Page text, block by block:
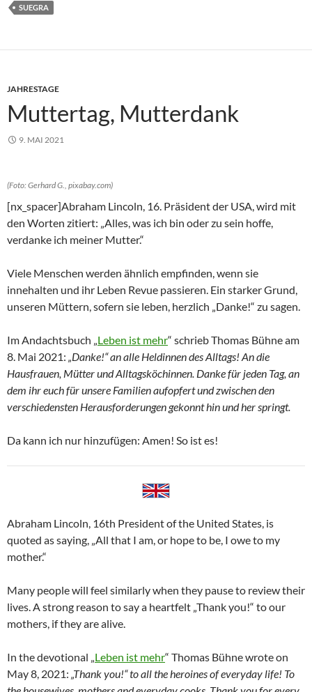
SUEGRA
JAHRESTAGE
Muttertag, Mutterdank
9. MAI 2021
(Foto: Gerhard G., pixabay.com)
[nx_spacer]Abraham Lincoln, 16. Präsident der USA, wird mit
den Worten zitiert: „Alles, was ich bin oder zu sein hoffe,
verdanke ich meiner Mutter.“
Viele Menschen werden ähnlich empfinden, wenn sie
innehalten und ihr Leben Revue passieren. Ein starker Grund,
unseren Müttern, sofern sie leben, herzlich „Danke!“ zu sagen.
Im Andachtsbuch „Leben ist mehr“ schrieb Thomas Bühne am
8. Mai 2021: „Danke!“ an alle Heldinnen des Alltags! An die
Hausfrauen, Mütter und Alltagsköchinnen. Danke für jeden Tag, an
dem ihr euch für unsere Familien aufopfert und zwischen den
verschiedensten Herausforderungen gekonnt hin und her springt.
Da kann ich nur hinzufügen: Amen! So ist es!
Abraham Lincoln, 16th President of the United States, is
quoted as saying, „All that I am, or hope to be, I owe to my
mother.“
Many people will feel similarly when they pause to review their
lives. A strong reason to say a heartfelt „Thank you!“ to our
mothers, if they are alive.
In the devotional „Leben ist mehr“ Thomas Bühne wrote on
May 8, 2021: „Thank you!“ to all the heroines of everyday life! To